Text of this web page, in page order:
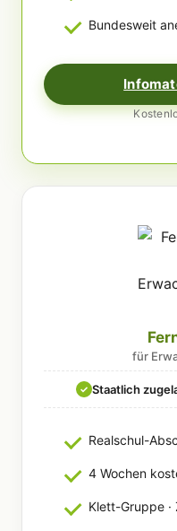
Bundesweit
für
✓ Staatlich
Realschul-
4 Wochen
Klett-Gruppe